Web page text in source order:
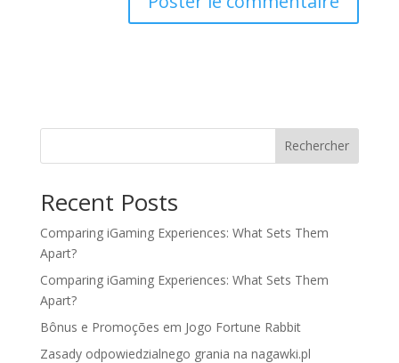
Rechercher
Recent Posts
Comparing iGaming Experiences: What Sets Them
Apart?
Comparing iGaming Experiences: What Sets Them
Apart?
Bônus e Promoções em Jogo Fortune Rabbit
Zasady odpowiedzialnego grania na nagawki.pl